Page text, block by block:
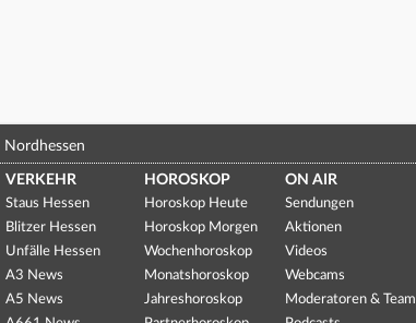
Nordhessen
VERKEHR
Staus Hessen
Blitzer Hessen
Unfälle Hessen
A3 News
A5 News
HOROSKOP
Horoskop Heute
Horoskop Morgen
Wochenhoroskop
Monatshoroskop
Jahreshoroskop
ON AIR
Sendungen
Aktionen
Videos
Webcams
Moderatoren & Team